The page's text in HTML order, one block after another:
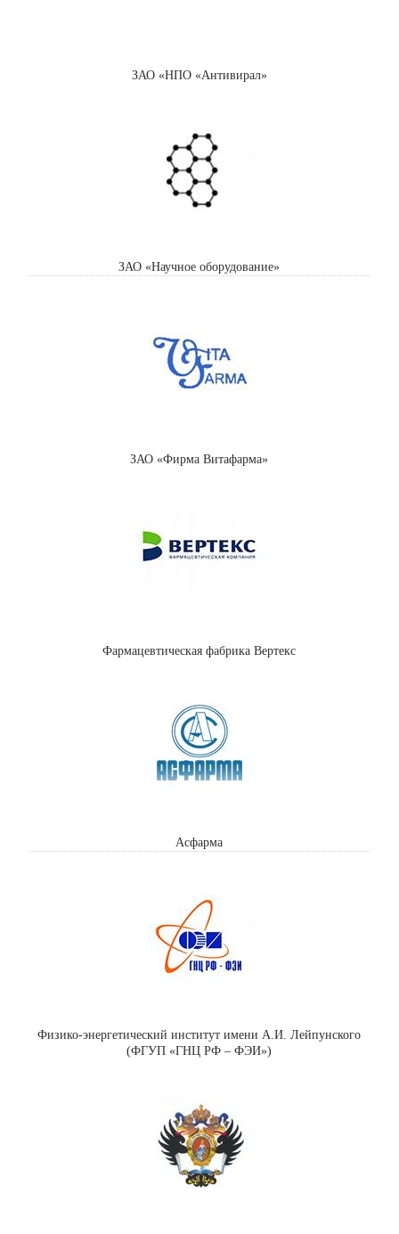
ЗАО «НПО «Антивирал»
ЗАО «Научное оборудование»
ЗАО «Фирма Витафарма»
Фармацевтическая фабрика Вертекс
Асфарма
Физико-энергетический институт имени А.И. Лейпунского
(ФГУП «ГНЦ РФ – ФЭИ»)